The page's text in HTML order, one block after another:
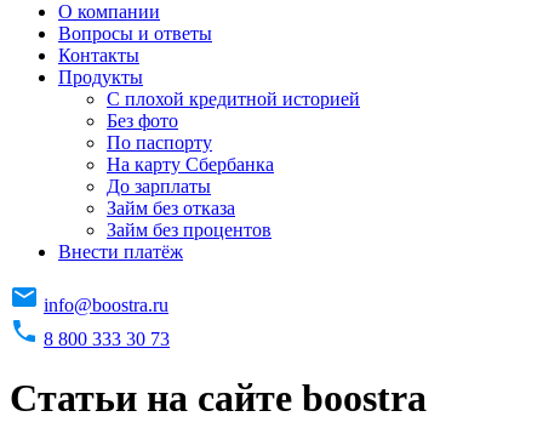
О компании
Вопросы и ответы
Контакты
Продукты
C плохой кредитной историей
Без фото
По паспорту
На карту Сбербанка
До зарплаты
Займ без отказа
Займ без процентов
Внести платёж
info@boostra.ru
8 800 333 30 73
Статьи на сайте boostra